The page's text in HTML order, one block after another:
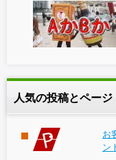
人気の投稿とページ
お
ン